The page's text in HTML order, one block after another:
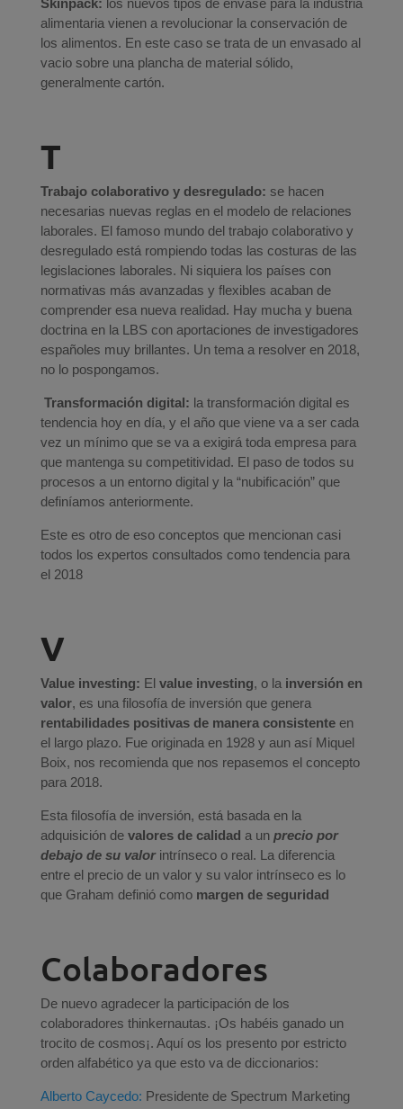
Skinpack: los nuevos tipos de envase para la industria
alimentaria vienen a revolucionar la conservación de
los alimentos. En este caso se trata de un envasado al
vacio sobre una plancha de material sólido,
generalmente cartón.
T
Trabajo colaborativo y desregulado: se hacen
necesarias nuevas reglas en el modelo de relaciones
laborales. El famoso mundo del trabajo colaborativo y
desregulado está rompiendo todas las costuras de las
legislaciones laborales. Ni siquiera los países con
normativas más avanzadas y flexibles acaban de
comprender esa nueva realidad. Hay mucha y buena
doctrina en la LBS con aportaciones de investigadores
españoles muy brillantes. Un tema a resolver en 2018,
no lo pospongamos.
Transformación digital: la transformación digital es
tendencia hoy en día, y el año que viene va a ser cada
vez un mínimo que se va a exigirá toda empresa para
que mantenga su competitividad. El paso de todos su
procesos a un entorno digital y la “nubificación” que
definíamos anteriormente.
Este es otro de eso conceptos que mencionan casi
todos los expertos consultados como tendencia para
el 2018
V
Value investing: El value investing, o la inversión en
valor, es una filosofía de inversión que genera
rentabilidades positivas de manera consistenteen
el largo plazo. Fue originada en 1928 y aun así Miquel
Boix, nos recomienda que nos repasemos el concepto
para 2018.
Esta filosofía de inversión, está basada en la
adquisición de valores de calidad a un precio por
debajo de su valorintrínseco o real. La diferencia
entre el precio de un valor y su valor intrínseco es lo
que Graham definió como margen de seguridad
Colaboradores
De nuevo agradecer la participación de los
colaboradores thinkernautas. ¡Os habéis ganado un
trocito de cosmos¡. Aquí os los presento por estricto
orden alfabético ya que esto va de diccionarios:
Alberto Caycedo: Presidente de Spectrum Marketing